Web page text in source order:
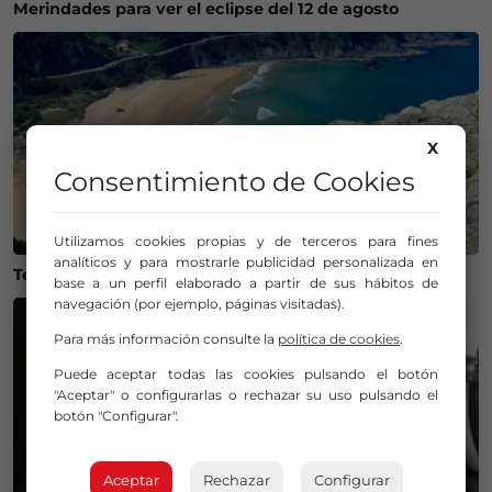
Merindades para ver el eclipse del 12 de agosto
Temperaturas históricas del agua en el Mar Cantábrico
X
Consentimiento de Cookies
Utilizamos cookies propias y de terceros para fines
analíticos y para mostrarle publicidad personalizada en
base a un perfil elaborado a partir de sus hábitos de
navegación (por ejemplo, páginas visitadas).
Para más información consulte la política de cookies.
Puede aceptar todas las cookies pulsando el botón
"Aceptar" o configurarlas o rechazar su uso pulsando el
botón "Configurar".
Aceptar Rechazar Configurar